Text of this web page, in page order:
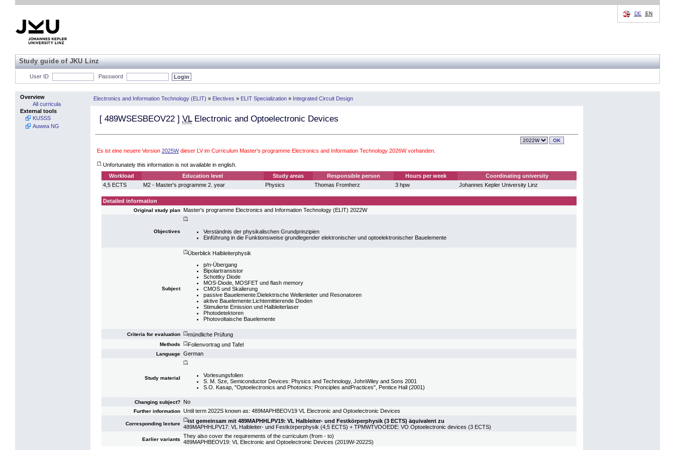
Study guide of JKU Linz
DE EN
User ID Password
Overview
All curricula
External tools
KUSSS
Auwea NG
Electronics and Information Technology (ELIT) » Electives » ELIT Specialization » Integrated Circuit Design
[ 489WSESBEOV22 ] VLElectronic and Optoelectronic Devices
Es ist eine neuere Version 2025Wdieser LV im Curriculum Master's programme Electronics and Information Technology 2026W vorhanden.
(*) Unfortunately this information is not available in english.
Workload
Education level Study areas Responsible person Hours per week
Coordinating university
4,5 ECTS
M2 - Master's programme 2. year Physics Thomas Fromherz 3 hpw Johannes Kepler University Linz
Detailed information
Original study plan Master's programme Electronics and Information Technology (ELIT) 2022W
Objectives
(*)
Verständnis der physikalischen Grundprinzipien
Einführung in die Funktionsweise grundlegender elektronischer und optoelektronischer Bauelemente
Subject
(*)Überblick Halbleiterphysik
p/n-Übergang
Bipolartransistor
Schottky Diode
MOS-Diode, MOSFET und flash memory
CMOS und Skalierung
passive Bauelemente:Dielektrische Wellenleiter und Resonatoren
aktive Bauelemente:Lichtemittierende Dioden
Stimulierte Emission und Halbleiterlaser
Photodetektoren
Photovoltaische Bauelemente
Criteria for evaluation (*)mündliche Prüfung
Methods (*)Folienvortrag und Tafel
Language German
Study material
(*)
Vorlesungsfolien
S. M. Sze, Semiconductor Devices: Physics and Technology, JohnWiley and Sons 2001
S.O. Kasap, "Optoelectronics and Photonics: Pronciples andPractices", Pentice Hall (2001)
Changing subject? No
Further information Until term 2022S known as: 489MAPHBEOV19 VL Electronic and Optoelectronic Devices
Corresponding lecture
(*)ist gemeinsam mit 489MAPHHLPV19: VL Halbleiter- und Festkörperphysik (3 ECTS) äquivalent zu
489MAPHHLPV17: VL Halbleiter- und Festkörperphysik (4,5 ECTS) + TPMWTVOOEDE: VO Optoelectronic devices (3 ECTS)
Earlier variants
They also cover the requirements of the curriculum (from - to)
489MAPHBEOV19: VL Electronic and Optoelectronic Devices (2019W-2022S)